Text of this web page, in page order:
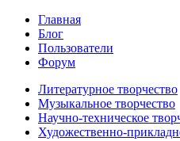
Главная
Блог
Пользователи
Форум
Литературное творчество
Музыкальное творчество
Научно-техническое
Художественно-